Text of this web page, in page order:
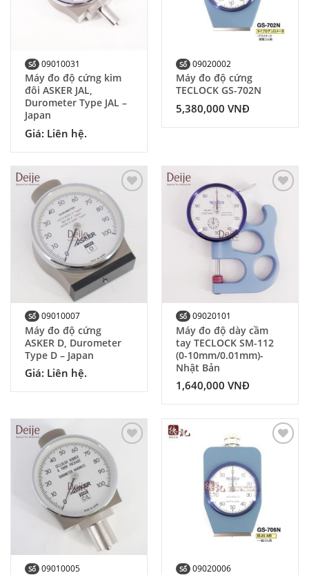
Số 09010031
Máy đo độ cứng kim
đôi ASKER JAL,
Durometer Type JAL –
Japan
Giá: Liên hệ.
Số 09020002
Máy đo độ cứng
TECLOCK GS-702N
5,380,000 VNĐ
Add to
Wishlist
Số 09010007
Máy đo độ cứng
ASKER D, Durometer
Type D – Japan
Giá: Liên hệ.
Wishlist
Số 09020101
Máy đo độ dày cầm
tay TECLOCK SM-112
(0-10mm/0.01mm)-
Nhật Bản
1,640,000 VNĐ
Wishlist
Số 09010005 Số 09020006